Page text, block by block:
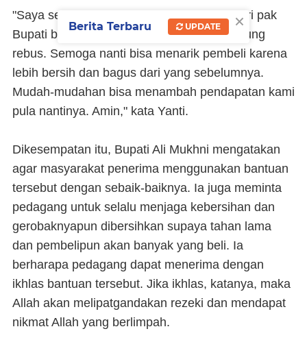
"Saya senang sekali mendapat bantuan dari pak
Bupati berupa gerobak untuk berjualan jagung
rebus. Semoga nanti bisa menarik pembeli karena
lebih bersih dan bagus dari yang sebelumnya.
Mudah-mudahan bisa menambah pendapatan kami
pula nantinya. Amin," kata Yanti.
Dikesempatan itu, Bupati Ali Mukhni mengatakan
agar masyarakat penerima menggunakan bantuan
tersebut dengan sebaik-baiknya. Ia juga meminta
pedagang untuk selalu menjaga kebersihan dan
gerobaknyapun dibersihkan supaya tahan lama
dan pembelipun akan banyak yang beli. Ia
berharapa pedagang dapat menerima dengan
ikhlas bantuan tersebut. Jika ikhlas, katanya, maka
Allah akan melipatgandakan rezeki dan mendapat
nikmat Allah yang berlimpah.
×
Berita Terbaru UPDATE